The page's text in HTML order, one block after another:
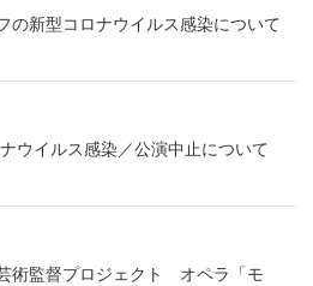
の新型コロナウイルス感染について
ウイルス感染／公演中止について
術監督プロジェクト オペラ「モ